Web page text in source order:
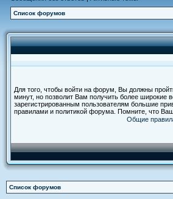
Список форумов
Для того, чтобы войти на форум, Вы должны
минут, но позволит Вам получить более широкие
зарегистрированным пользователям большие
правилами и политикой форума. Помните, что
Общие
Список форумов